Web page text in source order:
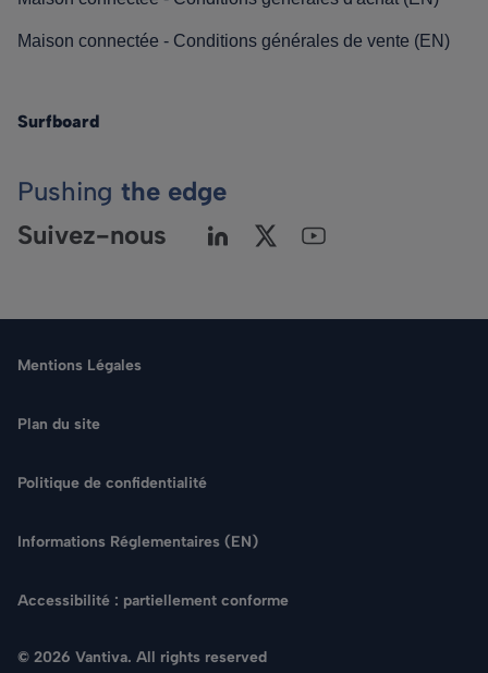
Rechercher
Maison connectée - Conditions générales de vente (EN)
Surfboard
Pushing the edge
Suivez-nous
© 2026 Vantiva. All rights reserved
Mentions Légales
Plan du site
Politique de confidentialité
Informations Réglementaires (EN)
Accessibilité : partiellement conforme